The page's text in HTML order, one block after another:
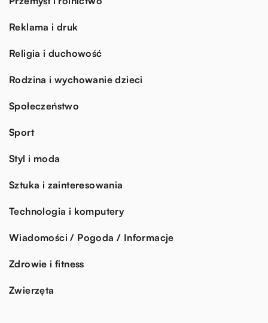
Reklama i druk
Religia i duchowość
Rodzina i wychowanie dzieci
Społeczeństwo
Sport
Styl i moda
Sztuka i zainteresowania
Technologia i komputery
Wiadomości / Pogoda / Informacje
Zdrowie i fitness
Zwierzęta